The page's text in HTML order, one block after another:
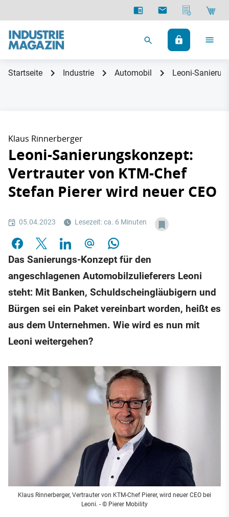
Startseite Industrie Automobil Leoni-
Klaus Rinnerberger
Leoni-Sanierungskonzept:
Vertrauter von KTM-Chef
Stefan Pierer wird neuer CEO
05.04.2023 Lesezeit: ca. 6 Minuten
Das Sanierungs-Konzept für den
angeschlagenen Automobilzulieferers Leoni
steht: Mit Banken, Schuldscheingläubigern und
Bürgen sei ein Paket vereinbart worden, heißt es
aus dem Unternehmen. Wie wird es nun mit
Leoni weitergehen?
Klaus Rinnerberger, Vertrauter von KTM-Chef Pierer, wird neuer CEO bei
Leoni. - © Pierer Mobility